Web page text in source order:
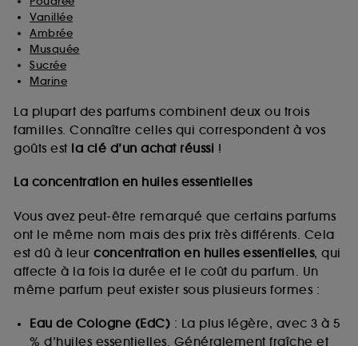
Vanillée
Ambrée
Musquée
Sucrée
Marine
La plupart des parfums combinent deux ou trois
familles. Connaître celles qui correspondent à vos
goûts est la clé d’un achat réussi !
La concentration en huiles essentielles
Vous avez peut-être remarqué que certains parfums
ont le même nom mais des prix très différents. Cela
est dû à leur concentration en huiles essentielles, qui
affecte à la fois la durée et le coût du parfum. Un
même parfum peut exister sous plusieurs formes :
Eau de Cologne (EdC) : La plus légère, avec 3 à 5
% d’huiles essentielles. Généralement fraîche et